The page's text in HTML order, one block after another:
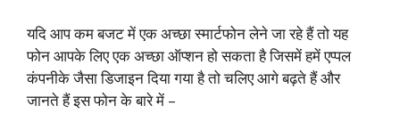
यदि आप कम बजट में एक अच्छा स्मार्टफोन लेने जा रहे हैं तो यह
फोन आपके लिए एक अच्छा ऑप्शन हो सकता है जिसमें हमें एप्पल
कंपनीके जैसा डिजाइन दिया गया है तो चलिए आगे बढ़ते हैं और
जानते हैं इस फोन के बारे में –